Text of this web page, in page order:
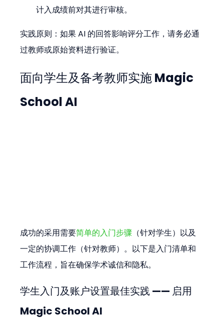
计入成绩前对其进行审核。
实践原则：如果 AI 的回答影响评分工作，请务必通
过教师或原始资料进行验证。
面向学生及备考教师实施 Magic
School AI
成功的采用需要简单的入门步骤 （针对学生）以及
一定的协调工作（针对教师）。以下是入门清单和
工作流程，旨在确保学术诚信和隐私。
学生入门及账户设置最佳实践 —— 启用
Magic School AI